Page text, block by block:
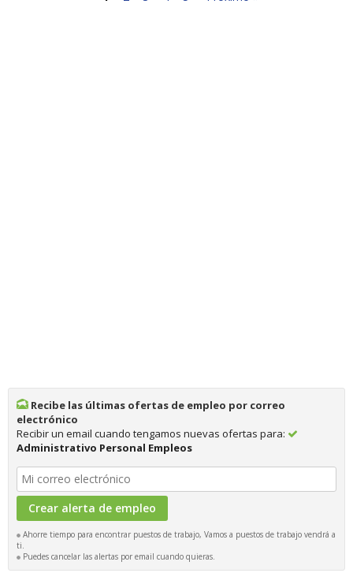
Recibe las últimas ofertas de empleo por correo
electrónico
Recibir un email cuando tengamos nuevas ofertas para:
Administrativo Personal Empleos
Ahorre tiempo para encontrar puestos de trabajo, Vamos a puestos de trabajo vendrá a
ti.
Puedes cancelar las alertas por email cuando quieras.